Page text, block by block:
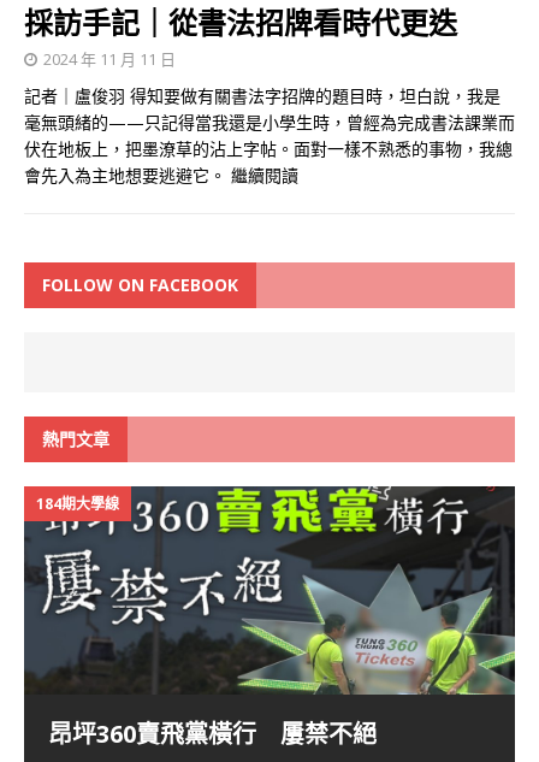
採訪手記｜從書法招牌看時代更迭
2024 年 11 月 11 日
記者｜盧俊羽 得知要做有關書法字招牌的題目時，坦白說，我是
毫無頭緒的——只記得當我還是小學生時，曾經為完成書法課業而
伏在地板上，把墨潦草的沾上字帖。面對一樣不熟悉的事物，我總
會先入為主地想要逃避它。 繼續閱讀
FOLLOW ON FACEBOOK
熱門文章
184期大學線
昂坪360賣飛黨橫行 屢禁不絕